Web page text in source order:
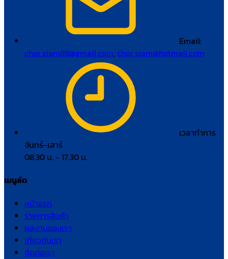
Email:
chor.siam88@gmail.com,chor.siam@hotmail.com
เวลาทำการ
จันทร์–เสาร์
08.30 น. – 17.30 น.
เมนูลัด
หน้าแรก
รายการสินค้า
ผลงานของเรา
เกี่ยวกับเรา
ติดต่อเรา